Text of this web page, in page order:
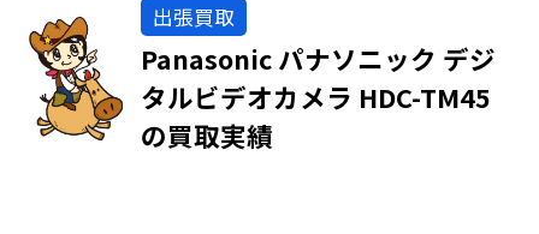
出張買取
Panasonic パナソニック デジ
タルビデオカメラ HDC-TM45
の買取実績